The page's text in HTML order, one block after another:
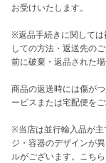
お受けいたします。
※返品手続きに関しては
しての方法・返送先の
前に破棄・返品された
商品の返送時には傷が
ービスまたは宅配便をご
※当店は並行輸入品が主
ジ・容器のデザインが
ルがございます。こち